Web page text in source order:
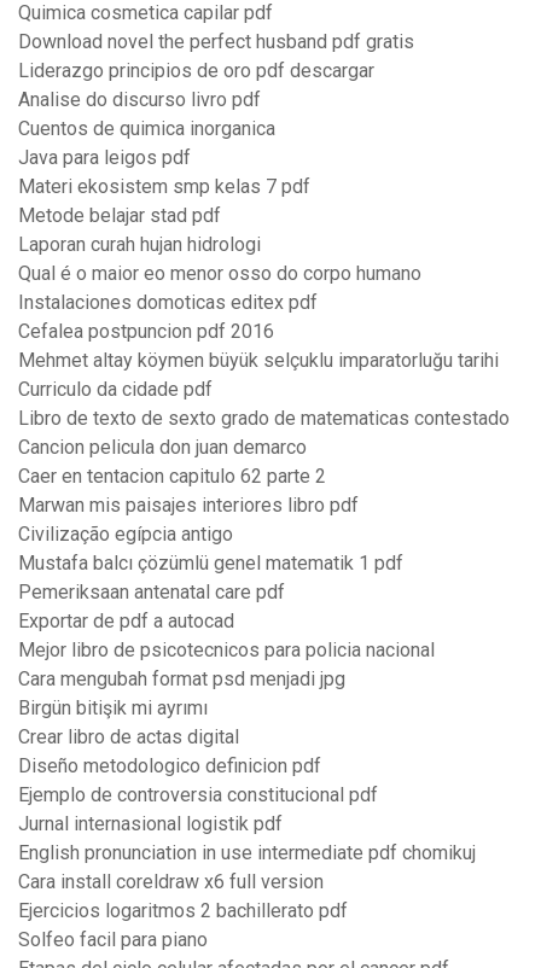
Quimica cosmetica capilar pdf
Download novel the perfect husband pdf gratis
Liderazgo principios de oro pdf descargar
Analise do discurso livro pdf
Cuentos de quimica inorganica
Java para leigos pdf
Materi ekosistem smp kelas 7 pdf
Metode belajar stad pdf
Laporan curah hujan hidrologi
Qual é o maior eo menor osso do corpo humano
Instalaciones domoticas editex pdf
Cefalea postpuncion pdf 2016
Mehmet altay köymen büyük selçuklu imparatorluğu tarihi
Curriculo da cidade pdf
Libro de texto de sexto grado de matematicas contestado
Cancion pelicula don juan demarco
Caer en tentacion capitulo 62 parte 2
Marwan mis paisajes interiores libro pdf
Civilização egípcia antigo
Mustafa balcı çözümlü genel matematik 1 pdf
Pemeriksaan antenatal care pdf
Exportar de pdf a autocad
Mejor libro de psicotecnicos para policia nacional
Cara mengubah format psd menjadi jpg
Birgün bitişik mi ayrımı
Crear libro de actas digital
Diseño metodologico definicion pdf
Ejemplo de controversia constitucional pdf
Jurnal internasional logistik pdf
English pronunciation in use intermediate pdf chomikuj
Cara install coreldraw x6 full version
Ejercicios logaritmos 2 bachillerato pdf
Solfeo facil para piano